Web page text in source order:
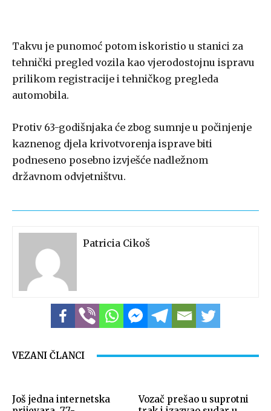
Takvu je punomoć potom iskoristio u stanici za
tehnički pregled vozila kao vjerodostojnu ispravu
prilikom registracije i tehničkog pregleda
automobila.
Protiv 63-godišnjaka će zbog sumnje u počinjenje
kaznenog djela krivotvorenja isprave biti
podneseno posebno izvješće nadležnom
državnom odvjetništvu.
Patricia Cikoš
VEZANI ČLANCI
Još jedna internetska
Vozač prešao u suprotni